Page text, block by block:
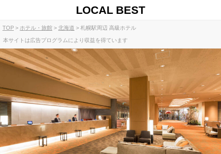
LOCAL BEST
TOP ホテル・旅館 北海道 札幌駅周辺 高級ホテル
本サイトは広告プログラムにより収益を得ています